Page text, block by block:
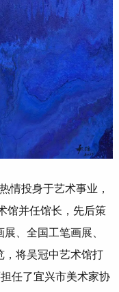
情投身于艺术事业，
馆并任馆长，先后策
、全国工笔画展、
，将吴冠中艺术馆打
任了宜兴市美术家协